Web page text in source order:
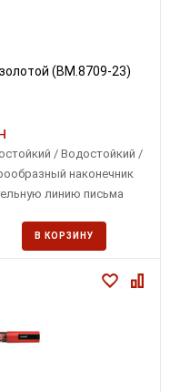
(BM.8709-23)
/ Водостойкий /
наконечник
линию письма
В КОРЗИНУ